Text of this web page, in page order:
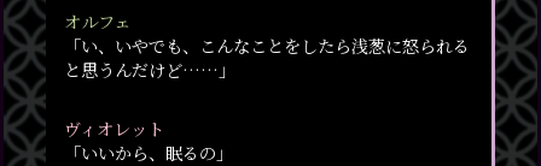
オルフェ
「い、いやでも、こんなことをしたら浅葱に怒られる
と思うんだけど……」
ヴィオレット
「いいから、眠るの」